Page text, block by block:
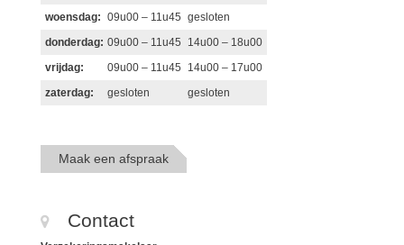
woensdag: 09u00 – 11u45 gesloten
donderdag: 09u00 – 11u45
14u00 – 18u00
vrijdag:
09u00 – 11u45
14u00 – 17u00
zaterdag:
gesloten gesloten
Maak een afspraak
Contact